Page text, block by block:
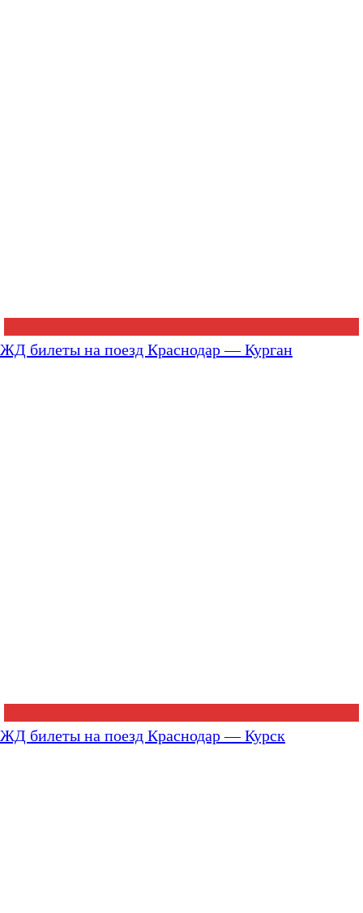
ЖД билеты на поезд Краснодар — Курган
ЖД билеты на поезд Краснодар — Курск